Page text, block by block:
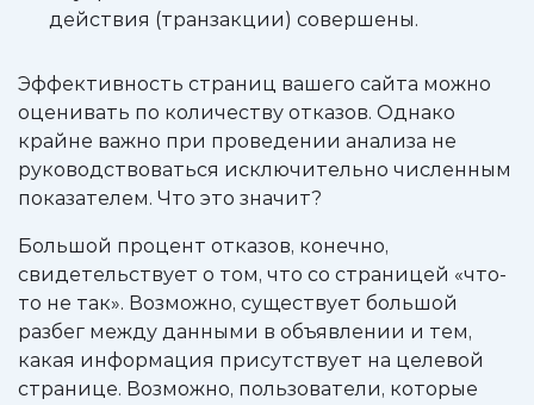
действия (транзакции) совершены.
Эффективность страниц вашего сайта можно
оценивать по количеству отказов. Однако
крайне важно при проведении анализа не
руководствоваться исключительно численным
показателем. Что это значит?
Большой процент отказов, конечно,
свидетельствует о том, что со страницей «что-
то не так». Возможно, существует большой
разбег между данными в объявлении и тем,
какая информация присутствует на целевой
странице. Возможно, пользователи, которые